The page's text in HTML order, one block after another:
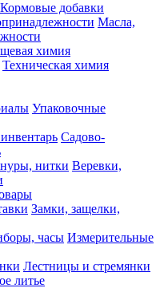
Кормовые добавки
Масла,
химия
Техническая химия
Упаковочные
Садово-
Веревки,
Замки, защелки,
Измерительные
Лестницы и стремянки
литье